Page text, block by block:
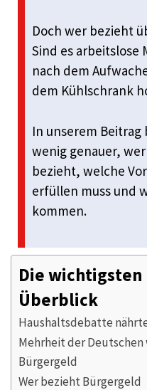
Doch wer bezieht
Sind es arbeitslose
nach dem
dem Kühlschrank
In unserem
wenig genauer,
bezieht, welche
erfüllen muss und
kommen.
Die wichtigsten
Überblick
Haushaltsdebatte
Mehrheit der
Bürgergeld
Wer bezieht Bürgergeld